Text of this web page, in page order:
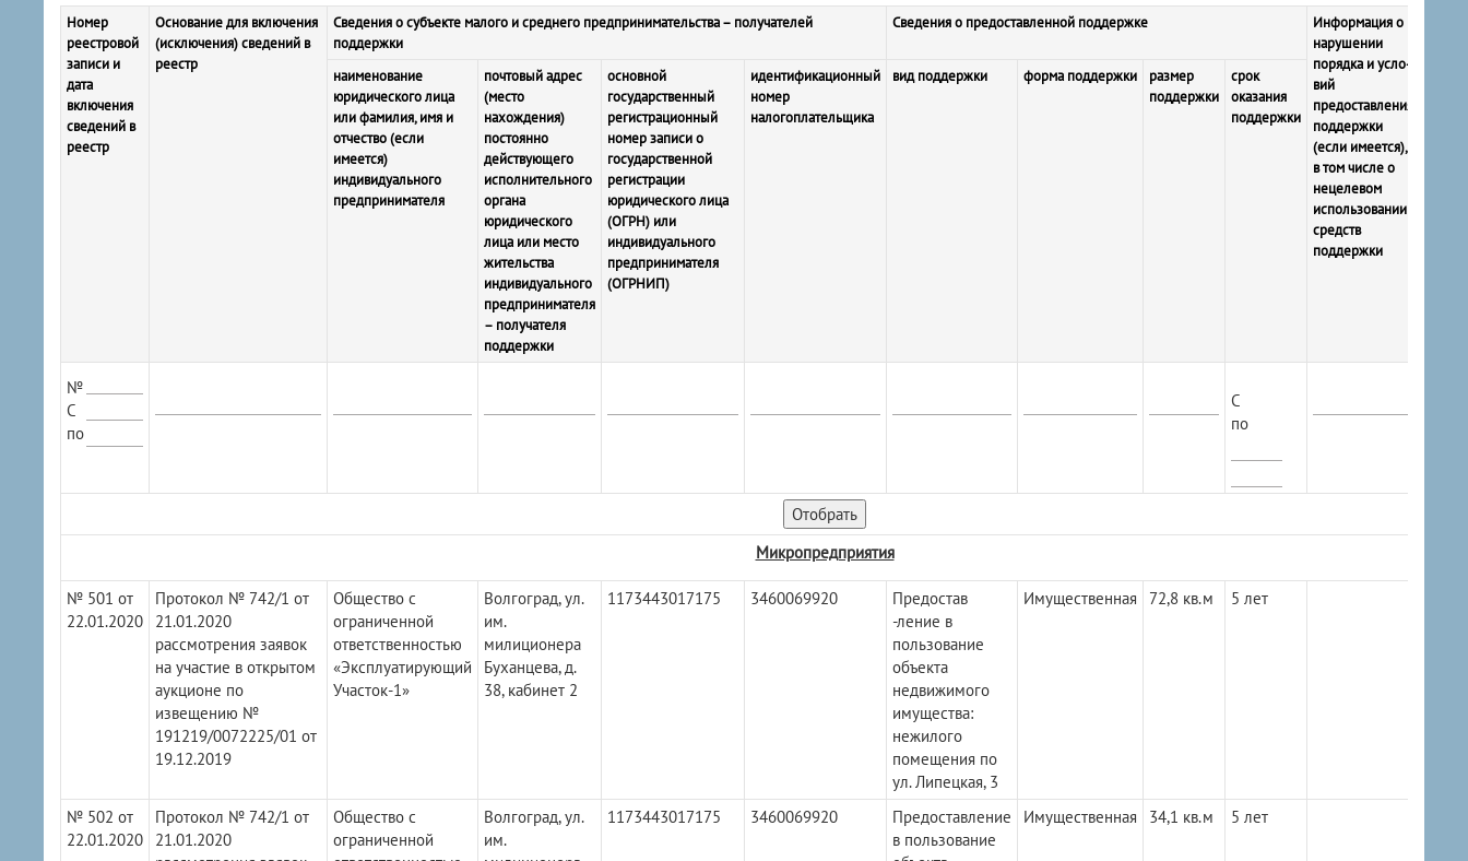
Номер
реестровой
записи и
дата
включения
сведений в
реестр
Основание для включения
(исключения) сведений в
реестр
Сведения о субъекте малого и среднего предпринимательства – получателей
поддержки
Сведения о предоставленной поддержке
Информация о
нарушении
порядка и усло-
вий
предоставления
поддержки
(если имеется),
в том числе о
нецелевом
использовании
средств
поддержки
наименование
юридического лица
или фамилия, имя и
отчество (если
имеется)
индивидуального
предпринимателя
почтовый адрес
(место
нахождения)
постоянно
действующего
исполнительного
органа
юридического
лица или место
жительства
индивидуального
предпринимателя
– получателя
поддержки
основной
государственный
регистрационный
номер записи о
государственной
регистрации
юридического лица
(ОГРН) или
индивидуального
предпринимателя
(ОГРНИП)
идентификационный
номер
налогоплательщика
вид поддержки форма поддержки
размер
поддержки
срок
оказания
поддержки
№
С
по
С
по
Микропредприятия
№ 501 от
22.01.2020
Протокол № 742/1 от
21.01.2020
рассмотрения заявок
на участие в открытом
аукционе по
извещению №
191219/0072225/01 от
19.12.2019
Общество с
ограниченной
ответственностью
«Эксплуатирующий
Участок-1»
Волгоград, ул.
им.
милиционера
Буханцева, д.
38, кабинет 2
1173443017175 3460069920
Предостав
-ление в
пользование
объекта
недвижимого
имущества:
нежилого
помещения по
ул. Липецкая, 3
Имущественная 72,8 кв.м 5 лет
№ 502 от
22.01.2020
Протокол № 742/1 от
21.01.2020
Общество с
ограниченной
Волгоград, ул.
им.
1173443017175 3460069920
Предоставление
в пользование
Имущественная 34,1 кв.м 5 лет